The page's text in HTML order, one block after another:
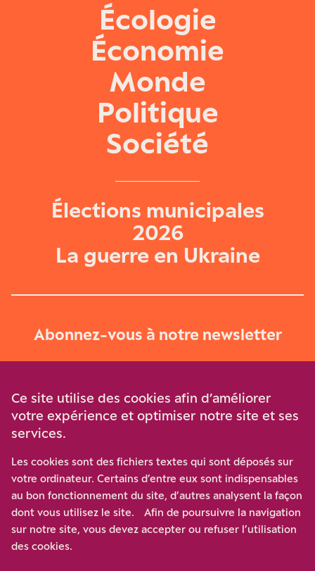
Écologie
Économie
Monde
Politique
Société
Élections municipales
2026
La guerre en Ukraine
Abonnez-vous à notre newsletter
Participez à notre effort pour conforter la démocratie en
luttant contre l’ascension aux extrêmes, et la
disqualification de l’adversaire, en promouvant la
confrontation des idées et des opinions.
Ce site utilise des cookies afin d’améliorer
votre expérience et optimiser notre site et ses
services.
Les cookies sont des fichiers textes qui sont déposés sur
votre ordinateur. Certains d’entre eux sont indispensables
au bon fonctionnement du site, d’autres analysent la façon
dont vous utilisez le site. Afin de poursuivre la navigation
sur notre site, vous devez accepter ou refuser l’utilisation
des cookies.